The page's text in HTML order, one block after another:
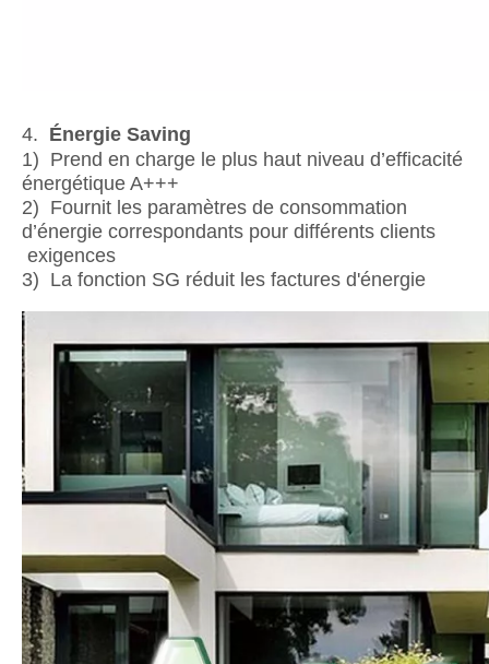
4. Énergie Saving
1) Prend en charge le plus haut niveau d’efficacité
énergétique A+++
2) Fournit les paramètres de consommation
d’énergie correspondants pour différents clients
exigences
3) La fonction SG réduit les factures d'énergie